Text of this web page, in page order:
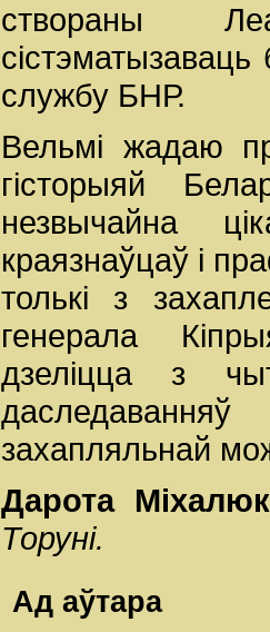
створаны
службу БНР.
Вельмі жадаю
гісторыяй
незвычайна
краязнаўцаў і
толькі з
генерала
дзеліцца з
захапляльнай
Дарота
Торуні.
Ад аўтара